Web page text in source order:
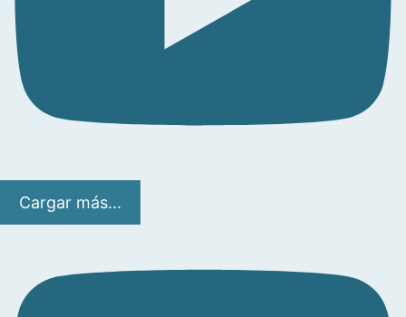
Cargar más...